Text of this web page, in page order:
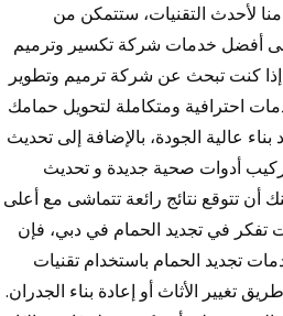
لأحدث التقنيات، ستتمكن من
أفضل خدمات شركة تكسير وترميم
حمامات في دبي. 8. شركة ترميم وتطوير حمام في دبي 0547971907 إذا كنت تبحث عن شركة ترميم وتطوير
احترافية ومتكاملة لتحويل حمامك
عالية الجودة، بالإضافة إلى تحديث
أدوات صحية جديدة و تحديث
تتوقع نتائج رائعة تتماشى مع أعلى
9. تجديد الحمام في دبي 0547971907 إذا كنت تفكر في تجديد الحمام في دبي، فإن
تجديد الحمام باستخدام تقنيات
تغيير الأثاث أو إعادة بناء الجدران.